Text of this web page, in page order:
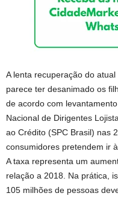
A lenta recuperação do
parece ter desanimado os
de acordo com
Nacional de Dirigentes
ao Crédito (SPC Brasil) nas
consumidores pretendem ir
A taxa representa um
relação a 2018. Na prática,
105 milhões de pessoas